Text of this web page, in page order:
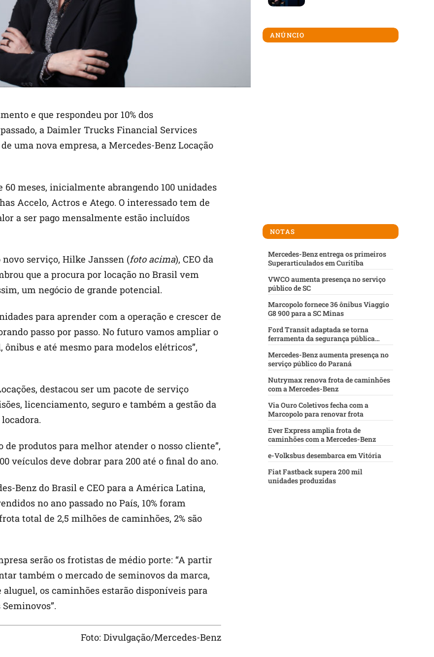
e que respondeu por 10% dos
a Daimler Trucks Financial Services
uma nova empresa, a Mercedes-Benz Locação
60 meses, inicialmente abrangendo 100 unidades
Accelo, Actros e Atego. O interessado tem de
a ser pago mensalmente estão incluídos
serviço, Hilke Janssen (foto acima), CEO da
que a procura por locação no Brasil vem
um negócio de grande potencial.
para aprender com a operação e crescer de
passo por passo. No futuro vamos ampliar o
e até mesmo para modelos elétricos”,
destacou ser um pacote de serviço
licenciamento, seguro e também a gestão da
produtos para melhor atender o nosso cliente”,
veículos deve dobrar para 200 até o final do ano.
Benz do Brasil e CEO para a América Latina,
no ano passado no País, 10% foram
total de 2,5 milhões de caminhões, 2% são
serão os frotistas de médio porte: “A partir
também o mercado de seminovos da marca,
os caminhões estarão disponíveis para
Foto: Divulgação/Mercedes-Benz
ANÚNCIO
NOTAS
Mercedes-Benz entrega os primeiros
Superarticulados em Curitiba
VWCO aumenta presença no serviço
público de SC
Marcopolo fornece 36 ônibus Viaggio
G8 900 para a SC Minas
Ford Transit adaptada se torna
ferramenta da segurança pública
baiana
Mercedes-Benz aumenta presença no
serviço público do Paraná
Nutrymax renova frota de caminhões
com a Mercedes-Benz
Via Ouro Coletivos fecha com a
Marcopolo para renovar frota
Ever Express amplia frota de
caminhões com a Mercedes-Benz
e-Volksbus desembarca em Vitória
Fiat Fastback supera 200 mil
unidades produzidas